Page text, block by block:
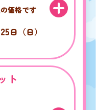
価格です
25日（日）
ト